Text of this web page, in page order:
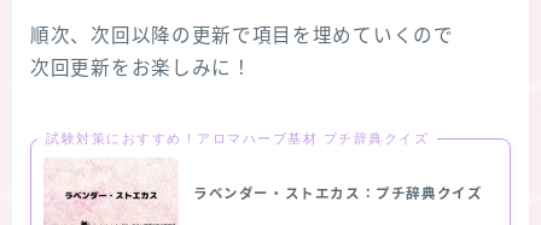
順次、次回以降の更新で項目を埋めていくので
次回更新をお楽しみに！
試験対策におすすめ！アロマハーブ基材 プチ辞典クイズ
ラベンダー・ストエカス：プチ辞典クイズ